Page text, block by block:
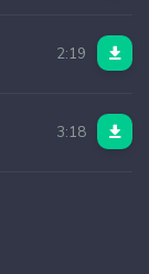
2:19
3:18